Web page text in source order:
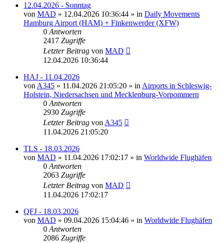
12.04.2026 - Sonntag
von MAD » 12.04.2026 10:36:44 » in Daily Movements
Hamburg Airport (HAM) + Finkenwerder (XFW)
0 Antworten
2417 Zugriffe
Letzter Beitrag von MAD
12.04.2026 10:36:44
HAJ - 11.04.2026
von A345 » 11.04.2026 21:05:20 » in Airports in Schleswig-
Holstein, Niedersachsen und Mecklenburg-Vorpommern
0 Antworten
2930 Zugriffe
Letzter Beitrag von A345
11.04.2026 21:05:20
TLS - 18.03.2026
von MAD » 11.04.2026 17:02:17 » in Worldwide Flughäfen
0 Antworten
2063 Zugriffe
Letzter Beitrag von MAD
11.04.2026 17:02:17
QFJ - 18.03.2026
von MAD » 09.04.2026 15:04:46 » in Worldwide Flughäfen
0 Antworten
2086 Zugriffe